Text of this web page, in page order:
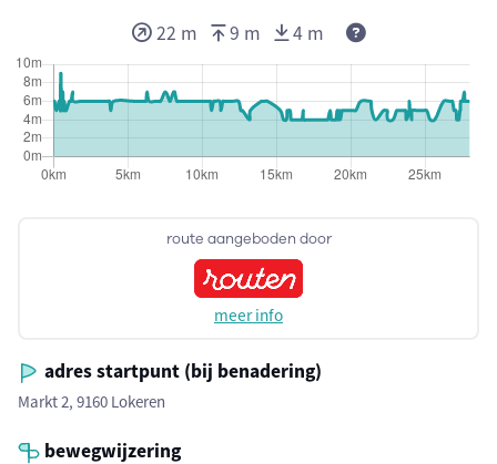
route aangeboden door
meer info
adres startpunt (bij benadering)
Markt 2, 9160 Lokeren
bewegwijzering
22 m 9 m 4 m